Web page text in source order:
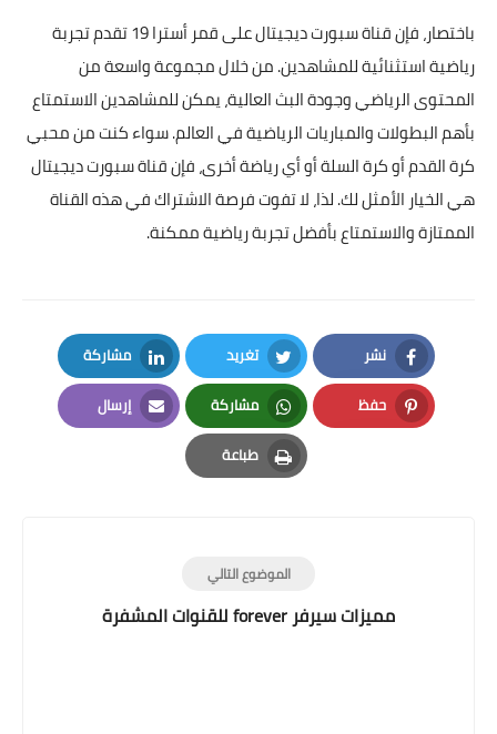
باختصار، فإن قناة سبورت ديجيتال على قمر أسترا 19 تقدم تجربة
رياضية استثنائية للمشاهدين. من خلال مجموعة واسعة من
المحتوى الرياضي وجودة البث العالية، يمكن للمشاهدين الاستمتاع
بأهم البطولات والمباريات الرياضية في العالم. سواء كنت من محبي
كرة القدم أو كرة السلة أو أي رياضة أخرى، فإن قناة سبورت ديجيتال
هي الخيار الأمثل لك. لذا، لا تفوت فرصة الاشتراك في هذه القناة
الممتازة والاستمتاع بأفضل تجربة رياضية ممكنة.
نشر
Facebook
تغريد
Twitter
مشاركة
LinkedIn
حفظ
Pinterest
مشاركة
Whatsapp
إرسال
Email
طباعة
Print
الموضوع التالي
مميزات سيرفر forever للقنوات المشفرة